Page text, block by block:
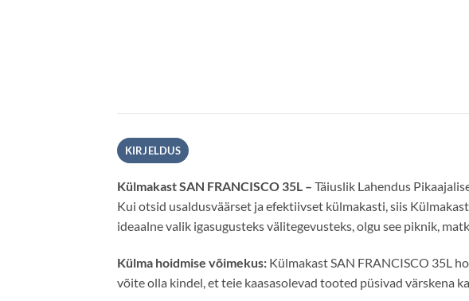
KIRJELDUS
Külmakast SAN FRANCISCO 35L – Täiuslik Lahendus
Kui otsid usaldusväärset ja efektiivset külmakasti, siis
ideaalne valik igasugusteks välitegevusteks, olgu see piknik,
Külma hoidmise võimekus: Külmakast SAN FRANCISCO 35L
võite olla kindel, et teie kaasasolevad tooted püsivad värskena